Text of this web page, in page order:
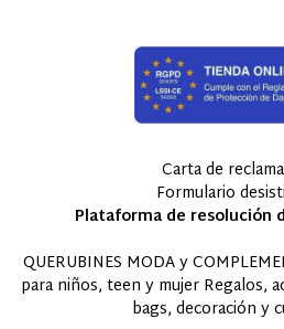
Carta de
Formulario
Plataforma de resolución
QUERUBINES MODA y
para niños, teen y mujer Regalos,
bags, decoración y